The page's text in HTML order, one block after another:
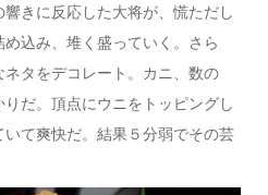
きに反応した大将が、慌ただし
込み、堆く盛っていく。さら
タをデコレート。カニ、数の
だ。頂点にウニをトッピングし
て爽快だ。結果５分弱でその芸